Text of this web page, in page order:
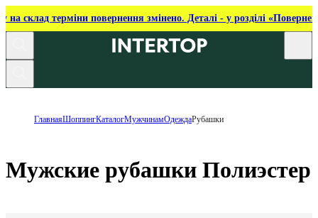
на склад терміни повернення змінено. Деталі - у розділі
ГлавнаяШоппингКаталогМужчинамОдеждаРубашки
Мужские рубашки Полиэстер